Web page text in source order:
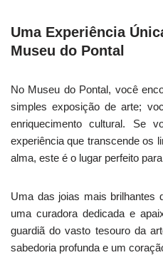
Uma Experiência
Museu do Pontal
No Museu do Pontal, você
simples exposição de arte;
enriquecimento cultural. Se
experiência que transcende os
alma, este é o lugar perfeito
Uma das joias mais brilhantes
uma curadora dedicada e
guardiã do vasto tesouro da
sabedoria profunda e um